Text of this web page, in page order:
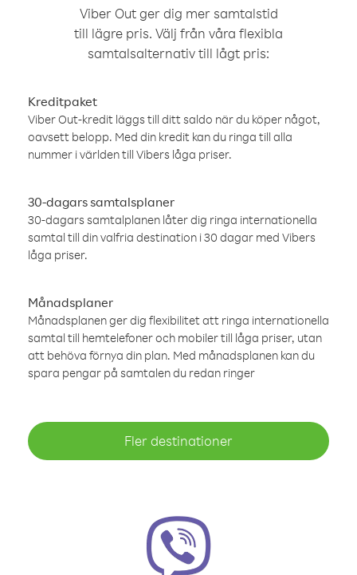
Viber Out ger dig mer samtalstid
till lägre pris. Välj från våra flexibla
samtalsalternativ till lågt pris:
Kreditpaket
Viber Out-kredit läggs till ditt saldo när du köper något,
oavsett belopp. Med din kredit kan du ringa till alla
nummer i världen till Vibers låga priser.
30-dagars samtalsplaner
30-dagars samtalplanen låter dig ringa internationella
samtal till din valfria destination i 30 dagar med Vibers
låga priser.
Månadsplaner
Månadsplanen ger dig flexibilitet att ringa internationella
samtal till hemtelefoner och mobiler till låga priser, utan
att behöva förnya din plan. Med månadsplanen kan du
spara pengar på samtalen du redan ringer
Fler destinationer